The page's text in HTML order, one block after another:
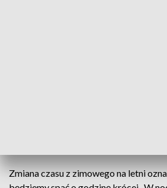
Zmiana czasu z zimowego na letni